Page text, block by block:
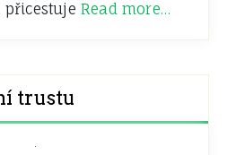
přicestuje Read more…
trustu